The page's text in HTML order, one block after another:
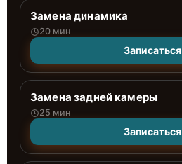
Замена динамика
20 мин
Записаться
Замена задней камеры
25 мин
Записаться